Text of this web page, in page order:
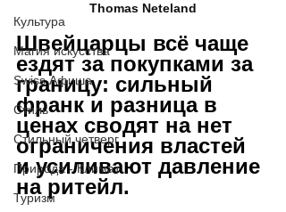
Культура
Магия искусства
Swiss Афиша
Стиль
Стильный четверг
Природа - Климат
Туризм
Thomas Neteland
Швейцарцы всё чаще
ездят за покупками за
границу: сильный
франк и разница в
ценах сводят на нет
ограничения властей
и усиливают давление
на ритейл.